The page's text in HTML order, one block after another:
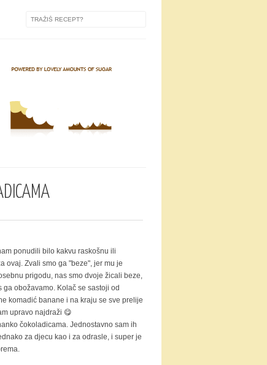
ponudili bilo kakvu raskošnu ili
ovaj. Zvali smo ga "beze", jer mu je
prigodu, nas smo dvoje žicali beze,
obožavamo. Kolač se sastoji od
komadić banane i na kraju se sve prelije
upravo najdraži 😋
čokoladicama. Jednostavno sam ih
za djecu kao i za odrasle, i super je